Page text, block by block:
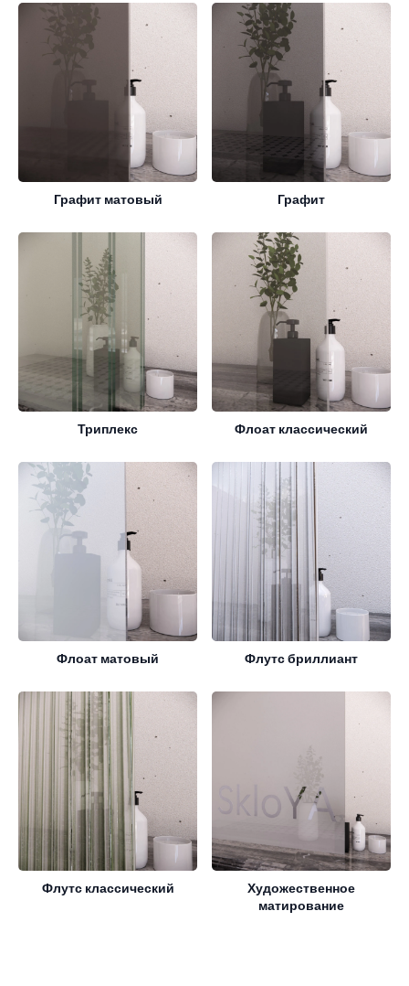
Графит матовый Графит
Триплекс Флоат классический
Флоат матовый Флутс бриллиант
Флутс классический
Художественное
матирование